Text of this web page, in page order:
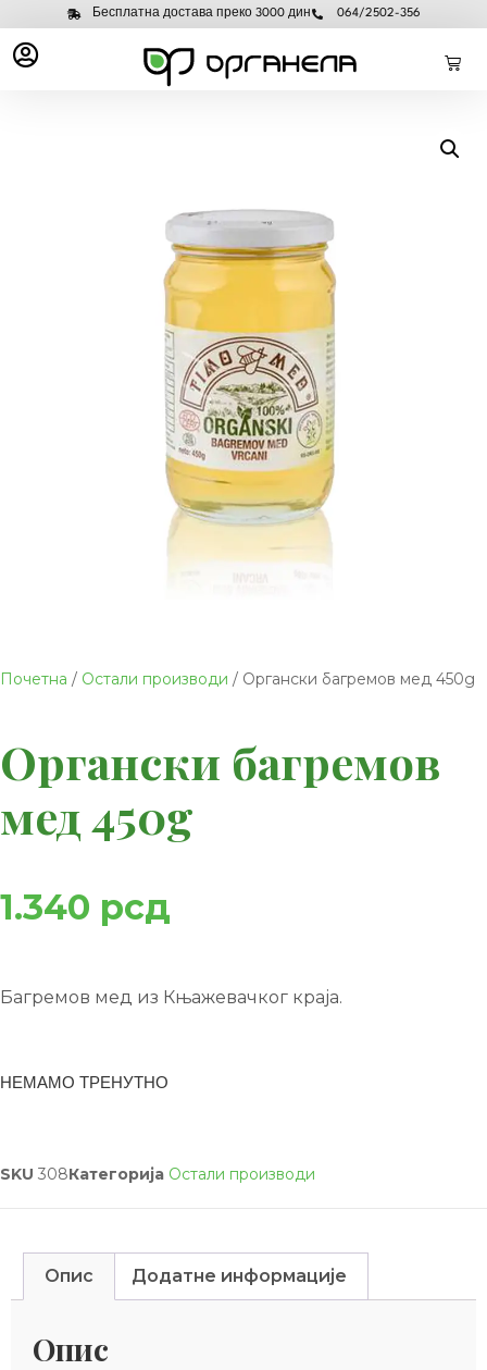
Бесплатна достава преко 3000 дин 064/2502-356
Почетна / Остали производи / Органски багремов мед 450g
Органски багремов
мед 450g
1.340 рсд
Багремов мед из Књажевачког краја.
НЕМАМО ТРЕНУТНО
SKU 308Категорија Остали производи
Опис Додатне информације
Опис